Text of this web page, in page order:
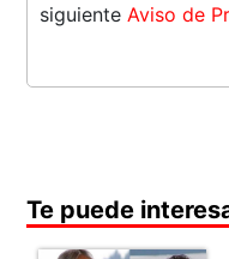
siguiente Aviso de
Te puede